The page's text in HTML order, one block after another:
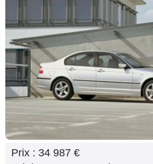
Utilitaires
Flottes
Auto
Services
Forum
Moto
Prix : 34 987 €